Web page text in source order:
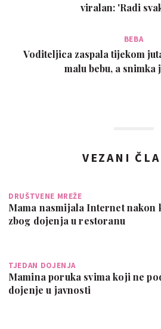
viralan: 'Radi
BEBA
Voditeljica zaspala tijekom
malu bebu, a snimka
VEZANI
DRUŠTVENE MREŽE
Mama nasmijala Internet nakon
zbog dojenja u restoranu
TJEDAN DOJENJA
Mamina poruka svima koji ne
dojenje u javnosti